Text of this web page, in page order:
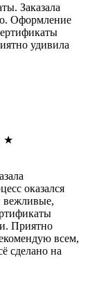
Заказала
Оформление
удивила
★
оказался
Приятно
всем,
сделано на